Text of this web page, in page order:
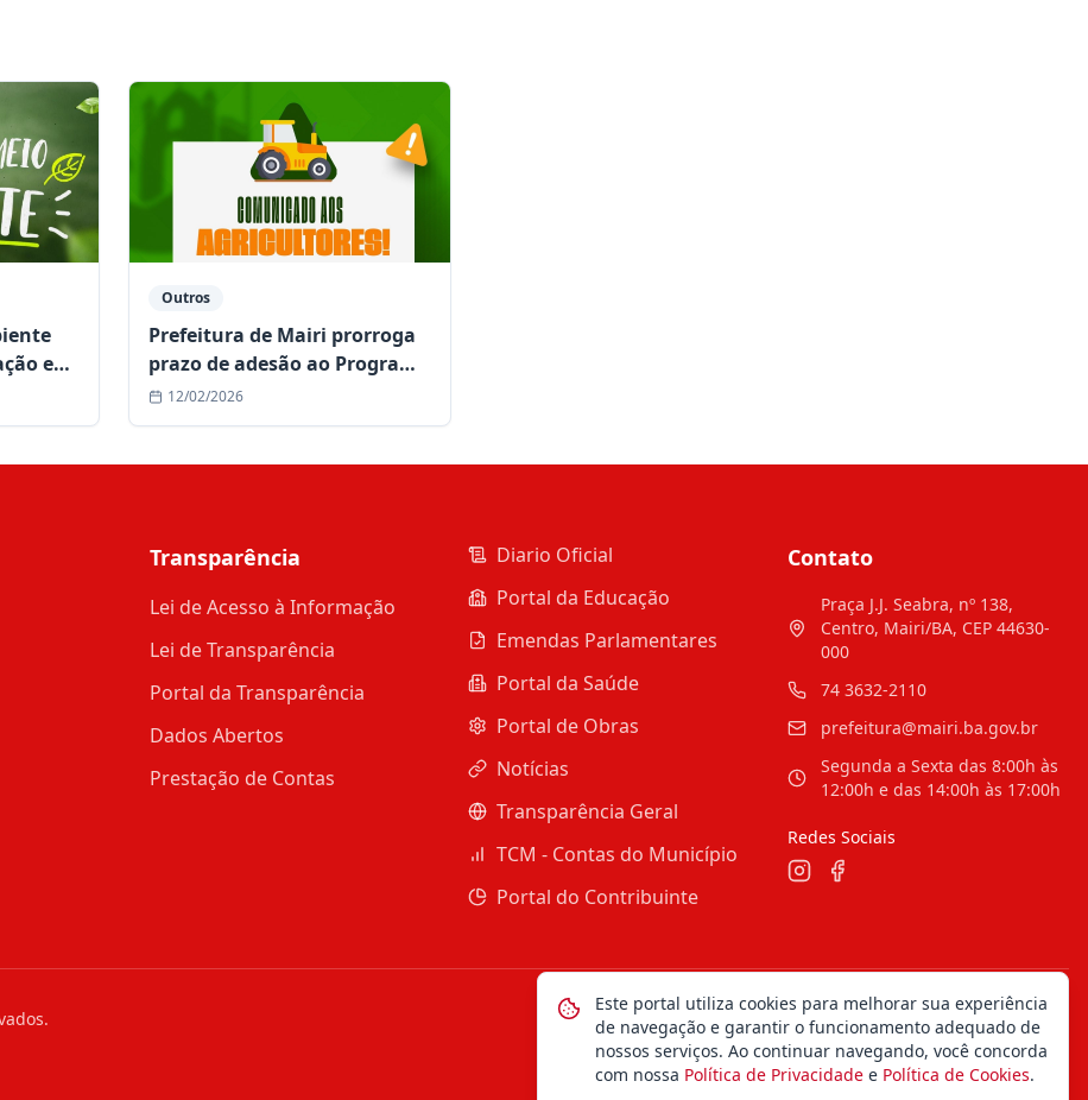
e
Mairi
Outros
Prefeitura de Mairi prorroga
prazo de adesão ao Programa
Garantia Safra 2025/2026
12/02/2026
Transparência
Lei de Acesso à Informação
Lei de Transparência
Portal da Transparência
Dados Abertos
Prestação de Contas
Diario Oficial
Portal da Educação
Emendas Parlamentares
Portal da Saúde
Portal de Obras
Notícias
Transparência Geral
TCM - Contas do Município
Portal do Contribuinte
Contato
Praça J.J. Seabra, nº 138,
Centro, Mairi/BA, CEP 44630-
000
74 3632-2110
prefeitura@mairi.ba.gov.br
Segunda a Sexta das 8:00h às
12:00h e das 14:00h às 17:00h
Redes Sociais
Mapa do Site Notícias Transparência
Este portal utiliza cookies para melhorar sua experiência
de navegação e garantir o funcionamento adequado de
nossos serviços. Ao continuar navegando, você concorda
com nossa Política de Privacidade e Política de Cookies.